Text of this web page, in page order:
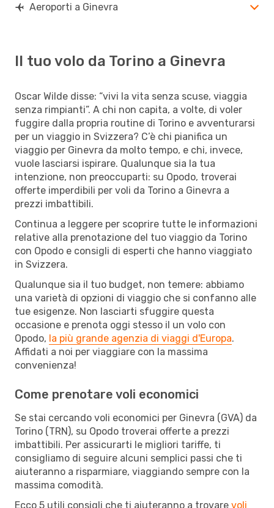
Aeroporti a Ginevra
Il tuo volo da Torino a Ginevra
Oscar Wilde disse: “vivi la vita senza scuse, viaggia
senza rimpianti”. A chi non capita, a volte, di voler
fuggire dalla propria routine di Torino e avventurarsi
per un viaggio in Svizzera? C’è chi pianifica un
viaggio per Ginevra da molto tempo, e chi, invece,
vuole lasciarsi ispirare. Qualunque sia la tua
intenzione, non preoccuparti: su Opodo, troverai
offerte imperdibili per voli da Torino a Ginevra a
prezzi imbattibili.
Continua a leggere per scoprire tutte le informazioni
relative alla prenotazione del tuo viaggio da Torino
con Opodo e consigli di esperti che hanno viaggiato
in Svizzera.
Qualunque sia il tuo budget, non temere: abbiamo
una varietà di opzioni di viaggio che si confanno alle
tue esigenze. Non lasciarti sfuggire questa
occasione e prenota oggi stesso il un volo con
Opodo, la più grande agenzia di viaggi d'Europa.
Affidati a noi per viaggiare con la massima
convenienza!
Come prenotare voli economici
Se stai cercando voli economici per Ginevra (GVA) da
Torino (TRN), su Opodo troverai offerte a prezzi
imbattibili. Per assicurarti le migliori tariffe, ti
consigliamo di seguire alcuni semplici passi che ti
aiuteranno a risparmiare, viaggiando sempre con la
massima comodità.
Ecco 5 utili consigli che ti aiuteranno a trovare voli